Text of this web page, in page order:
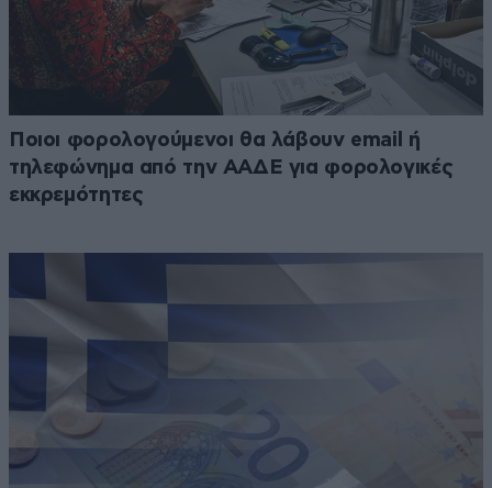
Ποιοι φορολογούμενοι θα λάβουν email ή
τηλεφώνημα από την ΑΑΔΕ για φορολογικές
εκκρεμότητες